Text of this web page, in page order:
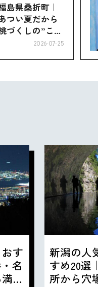
島県桑折町｜
つい夏だから
づくしの”こお
2026-07-25
す
名
載
新潟の人
すめ20選
所から穴